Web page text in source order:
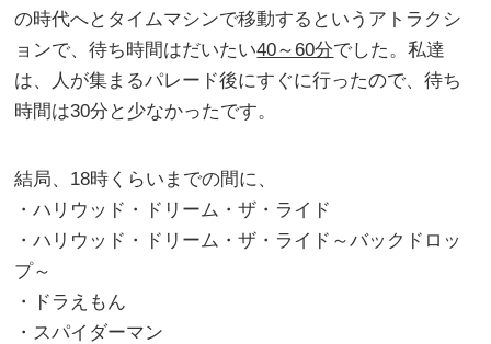
の時代へとタイムマシンで移動するというアトラクシ
ョンで、待ち時間はだいたい40～60分でした。私達
は、人が集まるパレード後にすぐに行ったので、待ち
時間は30分と少なかったです。
結局、18時くらいまでの間に、
・ハリウッド・ドリーム・ザ・ライド
・ハリウッド・ドリーム・ザ・ライド～バックドロッ
プ～
・ドラえもん
・スパイダーマン